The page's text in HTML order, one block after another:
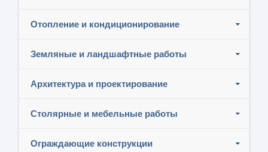
Отопление и кондиционирование
Земляные и ландшафтные работы
Архитектура и проектирование
Столярные и мебельные работы
Ограждающие конструкции